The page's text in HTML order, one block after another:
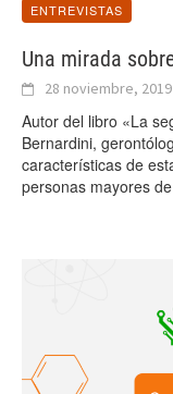
ENTREVISTAS
Una mirada
28 noviembre, 2019
Autor del libro «La
Bernardini,
características de
personas mayores